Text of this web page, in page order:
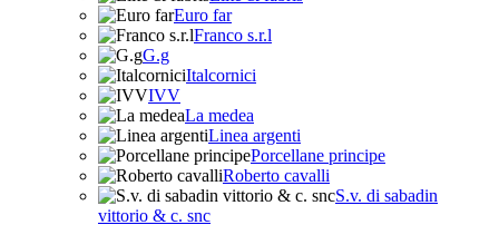
Euro far
Franco s.r.l
G.g
Italcornici
IVV
La medea
Linea argenti
Porcellane principe
Roberto cavalli
S.v. di sabadin
vittorio & c. snc